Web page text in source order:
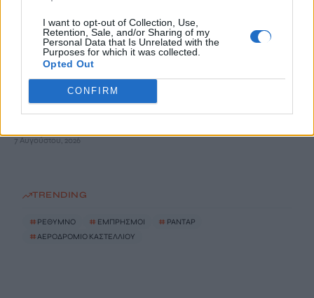
I want to opt-out of Collection, Use,
Retention, Sale, and/or Sharing of my
Personal Data that Is Unrelated with the
Purposes for which it was collected.
Opted Out
CONFIRM
Θεοδωρικάκος: Συμβάλλουμε στην εθνική ασφάλεια της
πατρίδας μας με νέο αναπτυξιακό καθεστώς για την Άμυνα
7 Αυγούστου, 2026
Αεροδρόμιο Καστελλίου: Όλα έτοιμα για την υπογραφή της
7 Αυγούστου, 2026
TRENDING
# ΡΕΘΥΜΝΟ # ΕΜΠΡΗΣΜΟΙ # ΡΑΝΤΑΡ
#ΑΕΡΟΔΡΟΜΙΟ ΚΑΣΤΕΛΛΙΟΥ